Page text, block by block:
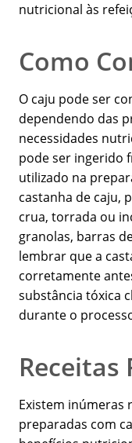
nutricional às
Como
O caju pode ser
dependendo das
necessidades
pode ser ingerido
utilizado na
castanha de caju,
crua, torrada ou
granolas, barras
lembrar que a
corretamente
substância tóxica
durante o
Receitas
Existem inúmeras
preparadas com